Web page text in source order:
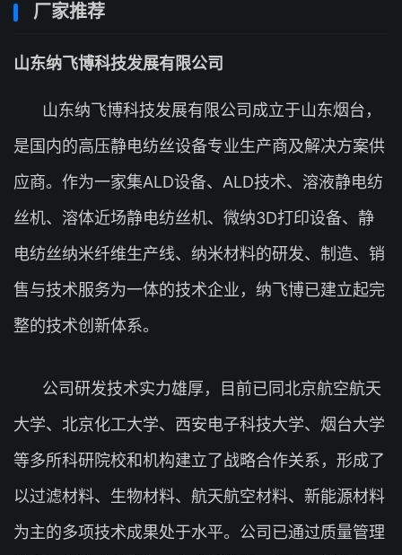
厂家推荐
山东纳飞博科技发展有限公司
山东纳飞博科技发展有限公司成立于山东烟台，
是国内的高压静电纺丝设备专业生产商及解决方案供
应商。作为一家集ALD设备、ALD技术、溶液静电纺
丝机、溶体近场静电纺丝机、微纳3D打印设备、静
电纺丝纳米纤维生产线、纳米材料的研发、制造、销
售与技术服务为一体的技术企业，纳飞博已建立起完
整的技术创新体系。
公司研发技术实力雄厚，目前已同北京航空航天
大学、北京化工大学、西安电子科技大学、烟台大学
等多所科研院校和机构建立了战略合作关系，形成了
以过滤材料、生物材料、航天航空材料、新能源材料
为主的多项技术成果处于水平。公司已通过质量管理